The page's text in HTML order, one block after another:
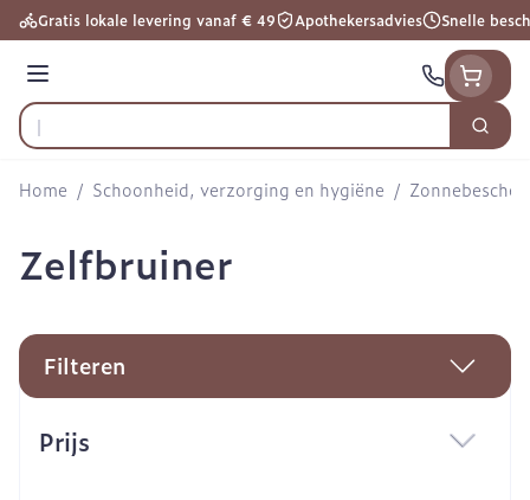
Ga naar de inhoud
Gratis lokale levering vanaf € 49 Apothekersadvies Snelle
Menu
Product, merk, categorie...
Zoek
Home / Schoonheid, verzorging en hygiëne /
Zelfbruiner
Filteren
Prijs